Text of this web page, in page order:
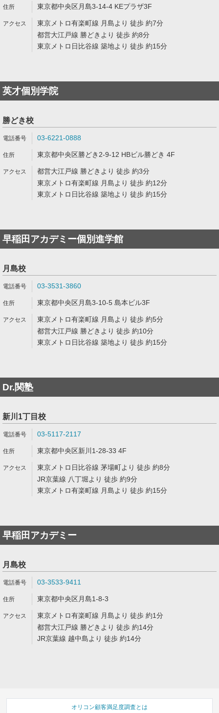
東京都中央区月島3-14-4 KEプラザ3F
東京メトロ有楽町線 月島より 徒歩 約7分
都営大江戸線 勝どきより 徒歩 約8分
東京メトロ日比谷線 築地より 徒歩 約15分
英才個別学院
勝どき校
03-6221-0888
東京都中央区勝どき2-9-12 HBビル勝どき 4F
都営大江戸線 勝どきより 徒歩 約3分
東京メトロ有楽町線 月島より 徒歩 約12分
東京メトロ日比谷線 築地より 徒歩 約15分
早稲田アカデミー個別進学館
月島校
03-3531-3860
東京都中央区月島3-10-5 島本ビル3F
東京メトロ有楽町線 月島より 徒歩 約5分
都営大江戸線 勝どきより 徒歩 約10分
東京メトロ日比谷線 築地より 徒歩 約15分
Dr.関塾
新川1丁目校
03-5117-2117
東京都中央区新川1-28-33 4F
東京メトロ日比谷線 茅場町より 徒歩 約8分
JR京葉線 八丁堀より 徒歩 約9分
東京メトロ有楽町線 月島より 徒歩 約15分
早稲田アカデミー
月島校
03-3533-9411
東京都中央区月島1-8-3
東京メトロ有楽町線 月島より 徒歩 約1分
都営大江戸線 勝どきより 徒歩 約14分
JR京葉線 越中島より 徒歩 約14分
オリコン顧客満足度調査とは